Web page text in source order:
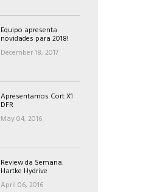
Equipo apresenta
novidades para 2018!
December 18, 2017
Apresentamos Cort X1
DFR
May 04, 2016
Review da Semana:
Hartke Hydrive
April 06, 2016